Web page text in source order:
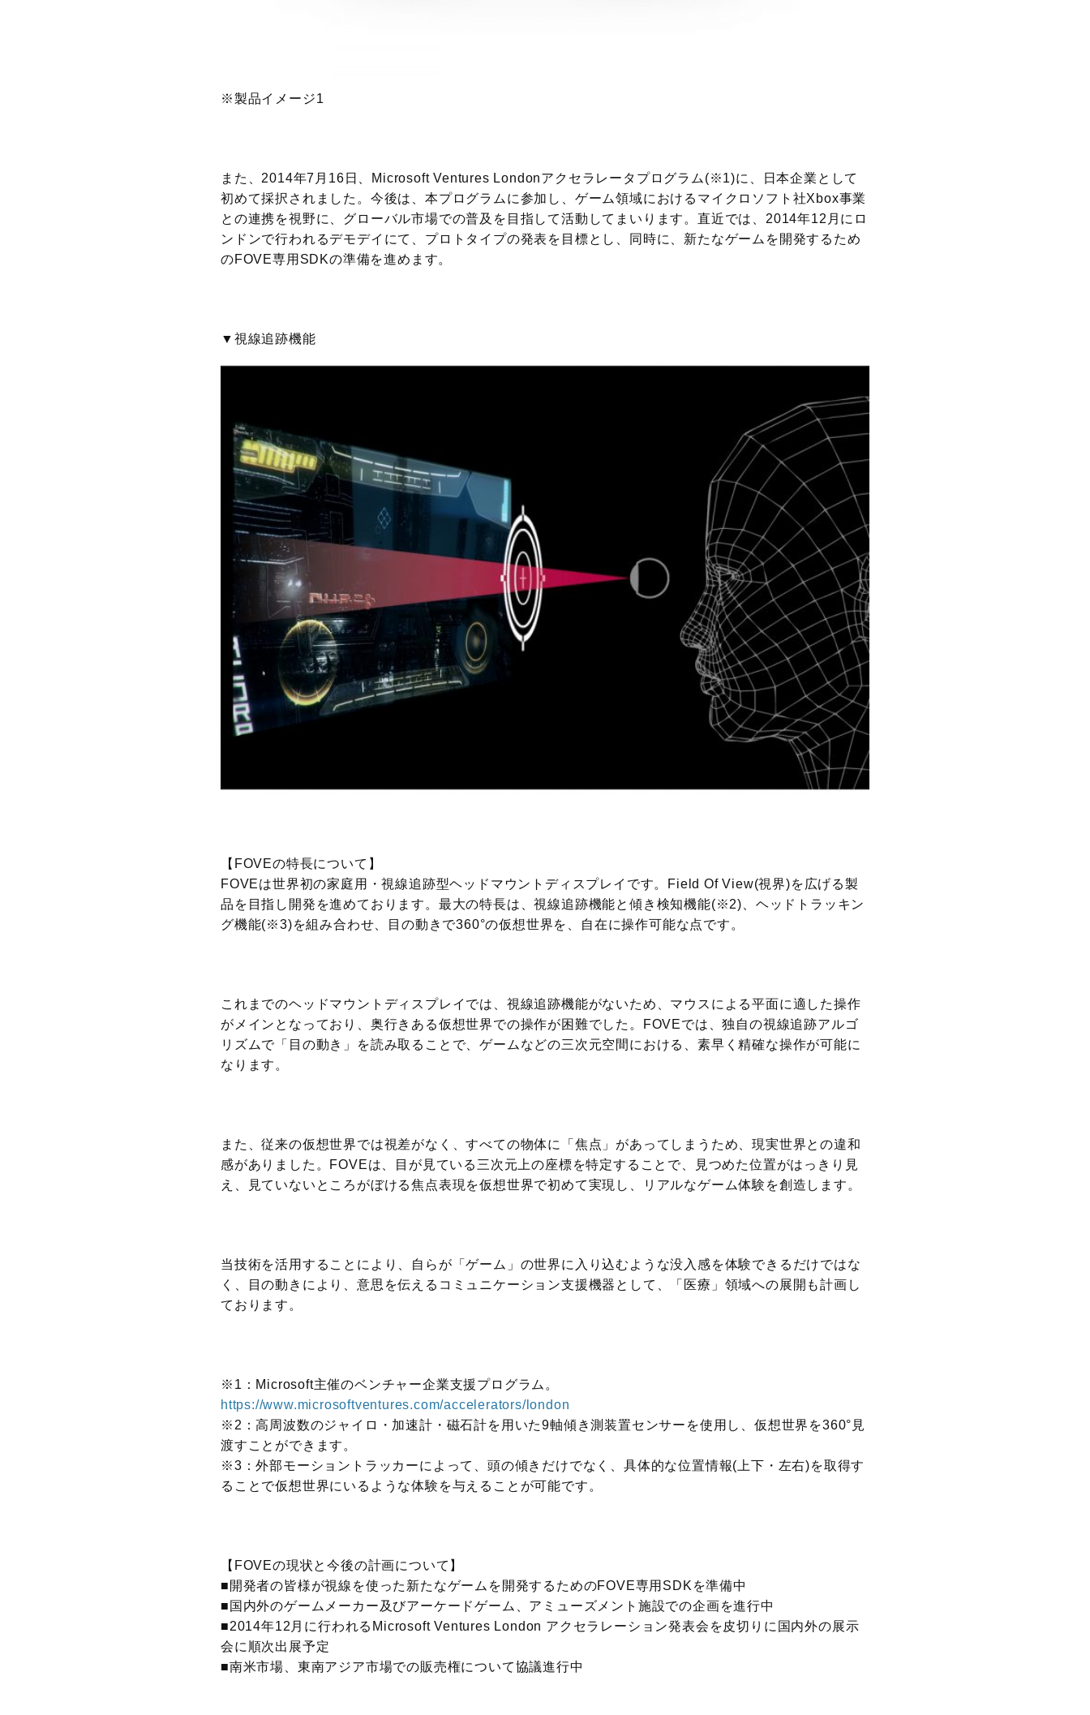
※製品イメージ1
また、2014年7月16日、Microsoft Ventures Londonアクセラレータプログラム(※1)に、日本企業として
初めて採択されました。今後は、本プログラムに参加し、ゲーム領域におけるマイクロソフト社Xbox事業
との連携を視野に、グローバル市場での普及を目指して活動してまいります。直近では、2014年12月にロ
ンドンで行われるデモデイにて、プロトタイプの発表を目標とし、同時に、新たなゲームを開発するため
のFOVE専用SDKの準備を進めます。
▼視線追跡機能
【FOVEの特長について】
FOVEは世界初の家庭用・視線追跡型ヘッドマウントディスプレイです。Field Of View(視界)を広げる製
品を目指し開発を進めております。最大の特長は、視線追跡機能と傾き検知機能(※2)、ヘッドトラッキン
グ機能(※3)を組み合わせ、目の動きで360°の仮想世界を、自在に操作可能な点です。
これまでのヘッドマウントディスプレイでは、視線追跡機能がないため、マウスによる平面に適した操作
がメインとなっており、奥行きある仮想世界での操作が困難でした。FOVEでは、独自の視線追跡アルゴ
リズムで「目の動き」を読み取ることで、ゲームなどの三次元空間における、素早く精確な操作が可能に
なります。
また、従来の仮想世界では視差がなく、すべての物体に「焦点」があってしまうため、現実世界との違和
感がありました。FOVEは、目が見ている三次元上の座標を特定することで、見つめた位置がはっきり見
え、見ていないところがぼける焦点表現を仮想世界で初めて実現し、リアルなゲーム体験を創造します。
当技術を活用することにより、自らが「ゲーム」の世界に入り込むような没入感を体験できるだけではな
く、目の動きにより、意思を伝えるコミュニケーション支援機器として、「医療」領域への展開も計画し
ております。
※1：Microsoft主催のベンチャー企業支援プログラム。
https://www.microsoftventures.com/accelerators/london
※2：高周波数のジャイロ・加速計・磁石計を用いた9軸傾き測装置センサーを使用し、仮想世界を360°見
渡すことができます。
※3：外部モーショントラッカーによって、頭の傾きだけでなく、具体的な位置情報(上下・左右)を取得す
ることで仮想世界にいるような体験を与えることが可能です。
【FOVEの現状と今後の計画について】
■開発者の皆様が視線を使った新たなゲームを開発するためのFOVE専用SDKを準備中
■国内外のゲームメーカー及びアーケードゲーム、アミューズメント施設での企画を進行中
■2014年12月に行われるMicrosoft Ventures London アクセラレーション発表会を皮切りに国内外の展示
会に順次出展予定
■南米市場、東南アジア市場での販売権について協議進行中